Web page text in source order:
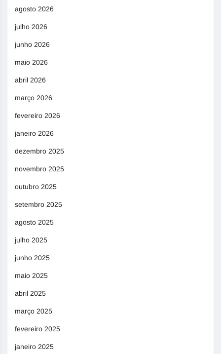
agosto 2026
julho 2026
junho 2026
maio 2026
abril 2026
março 2026
fevereiro 2026
janeiro 2026
dezembro 2025
novembro 2025
outubro 2025
setembro 2025
agosto 2025
julho 2025
junho 2025
maio 2025
abril 2025
março 2025
fevereiro 2025
janeiro 2025